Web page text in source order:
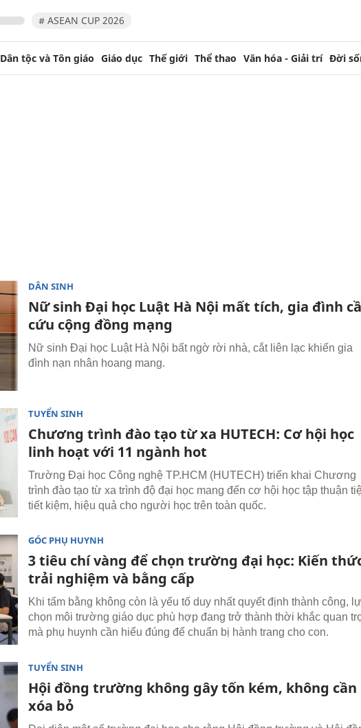
# ASEAN CUP 2026
Dân tộc và Tôn giáo Giáo dục Thế giới Thể thao Văn hóa - Giải trí Đời
DÂN SINH
Nữ sinh Đại học Luật Hà Nội mất tích, gia đình
cứu cộng đồng mạng
Nữ sinh Đại học Luật Hà Nội bất ngờ rời nhà, cắt liên lạc khiến gia
đình nạn nhân hoang mang.
TUYỂN SINH
Chương trình đào tạo từ xa HUTECH: Cơ hội học
linh hoạt với 11 ngành hot
Trường Đại học Công nghệ TP.HCM (HUTECH) triển khai Chương
trình đào tạo từ xa trình độ đại học mang đến cơ hội học tập thuận
tiết kiệm, hiệu quả cho người học trên toàn quốc.
GÓC PHỤ HUYNH
3 tiêu chí vàng để chọn trường đại học: Kiến
trải nghiệm và bằng cấp
Khi tấm bằng không còn là yếu tố duy nhất quyết định thành công,
chọn môi trường giáo dục phù hợp đang trở thành thời khắc quan
mà phụ huynh cần hiểu đúng để chuẩn bị hành trang cho con.
TUYỂN SINH
Hội đồng trường không gây tốn kém, không cần
xóa bỏ